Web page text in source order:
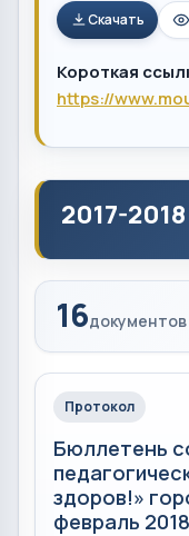
Скачать
Короткая
https://
2017-
16документов
Протокол
Бюллетень
здоров!»
февраль